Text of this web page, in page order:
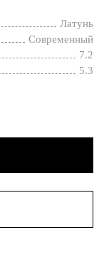
Латунь
Современный
7.2
5.3